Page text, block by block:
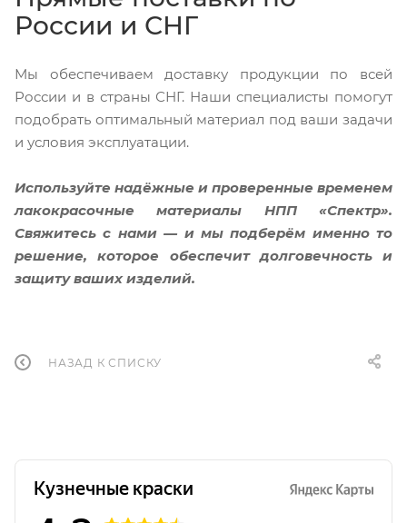
России и СНГ
Мы обеспечиваем доставку продукции по всей
России и в страны СНГ. Наши специалисты помогут
подобрать оптимальный материал под ваши задачи
и условия эксплуатации.
Используйте надёжные и проверенные временем
лакокрасочные материалы НПП «Спектр».
Свяжитесь с нами — и мы подберём именно то
решение, которое обеспечит долговечность и
защиту ваших изделий.
НАЗАД К СПИСКУ